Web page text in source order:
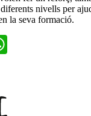
nivells per
la seva formació.